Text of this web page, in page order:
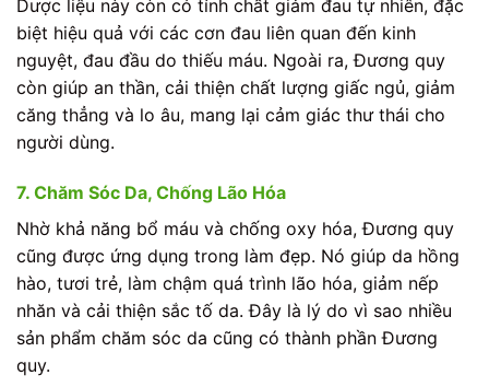
Dược liệu này còn có tính chất giảm đau tự nhiên, đặc
biệt hiệu quả với các cơn đau liên quan đến kinh
nguyệt, đau đầu do thiếu máu. Ngoài ra, Đương quy
còn giúp an thần, cải thiện chất lượng giấc ngủ, giảm
căng thẳng và lo âu, mang lại cảm giác thư thái cho
người dùng.
7. Chăm Sóc Da, Chống Lão Hóa
Nhờ khả năng bổ máu và chống oxy hóa, Đương quy
cũng được ứng dụng trong làm đẹp. Nó giúp da hồng
hào, tươi trẻ, làm chậm quá trình lão hóa, giảm nếp
nhăn và cải thiện sắc tố da. Đây là lý do vì sao nhiều
sản phẩm chăm sóc da cũng có thành phần Đương
quy.